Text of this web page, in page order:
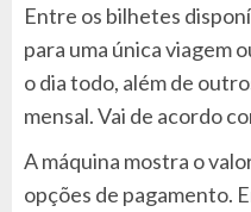
Entre os bilhetes
para uma única viagem
o dia todo, além de
mensal. Vai de acordo
A máquina mostra o
opções de pagamento.